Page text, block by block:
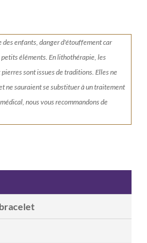
des enfants, danger d'étouffement car
petits éléments.En lithothérapie, les
sont issues de traditions. Elles ne
ne sauraient se substituer à un traitement
nous vous recommandons de